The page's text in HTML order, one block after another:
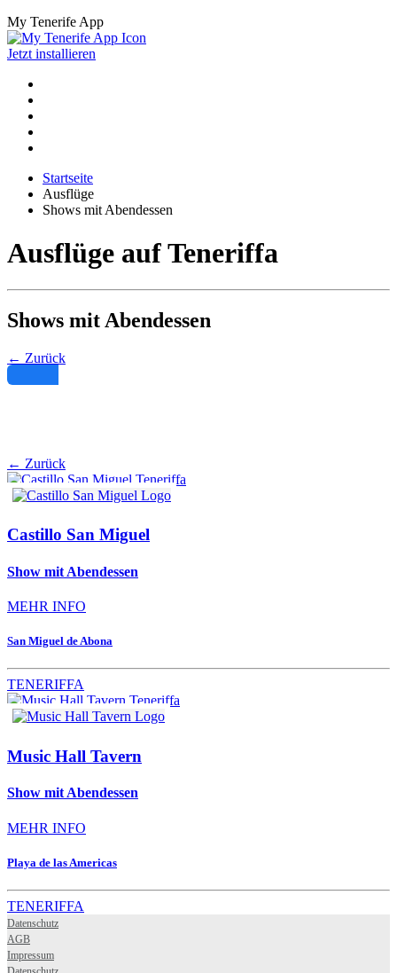
My Tenerife App
Jetzt installieren
Startseite
Ausflüge
Shows mit Abendessen
Ausflüge auf Teneriffa
Shows mit Abendessen
← Zurück
← Zurück
Castillo San Miguel
Show mit Abendessen
MEHR INFO
San Miguel de Abona
TENERIFFA
Music Hall Tavern
Show mit Abendessen
MEHR INFO
Playa de las Americas
TENERIFFA
Datenschutz
AGB
Impressum